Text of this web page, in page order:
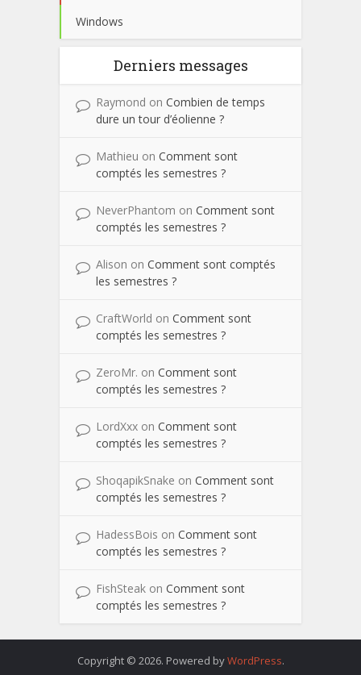
Windows
Derniers messages
Raymond on Combien de temps
dure un tour d’éolienne ?
Mathieu on Comment sont
comptés les semestres ?
NeverPhantom on Comment sont
comptés les semestres ?
Alison on Comment sont comptés
les semestres ?
CraftWorld on Comment sont
comptés les semestres ?
ZeroMr. on Comment sont
comptés les semestres ?
LordXxx on Comment sont
comptés les semestres ?
ShoqapikSnake on Comment sont
comptés les semestres ?
HadessBois on Comment sont
comptés les semestres ?
FishSteak on Comment sont
comptés les semestres ?
Copyright © 2026. Powered byWordPress.